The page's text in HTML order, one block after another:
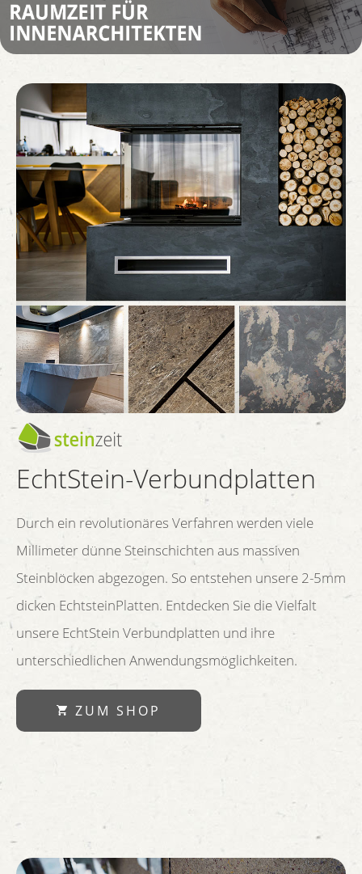
EchtStein-Verbundplatten
Durch ein revolutionäres Verfahren werden viele
Millimeter dünne Steinschichten aus massiven
Steinblöcken abgezogen. So entstehen unsere 2-5mm
dicken EchtsteinPlatten. Entdecken Sie die Vielfalt
unsere EchtStein Verbundplatten und ihre
unterschiedlichen Anwendungsmöglichkeiten.
ZUM SHOP